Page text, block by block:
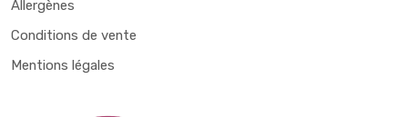
Allergènes
Conditions de vente
Mentions légales